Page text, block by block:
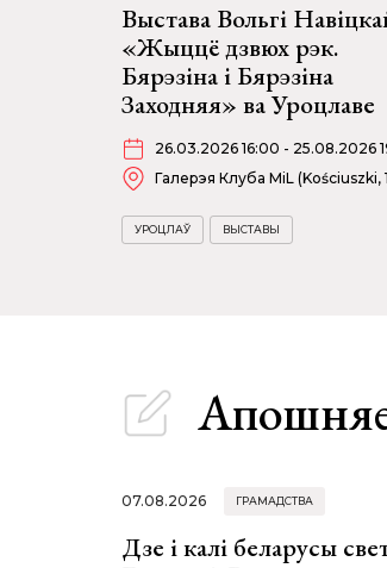
Выстава Вольгі
«Жыццё дзвюх рэк.
Бярэзіна і Бярэзіна
Заходняя» ва Уроцлаве
26.03.2026 16:00 - 25.08.2026
Галерэя Клуба MiL (Kościuszki,
УРОЦЛАЎ ВЫСТАВЫ
07.08.2026 ГРАМАДСТВА
Дзе і калі беларусы